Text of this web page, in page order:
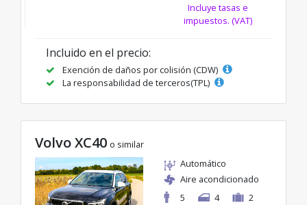
Incluye tasas e
impuestos. (VAT)
Incluido en el precio:
Exención de daños por colisión (CDW)
La responsabilidad de terceros(TPL)
Volvo XC40 o similar
Automático
Aire acondicionado
5
4 2